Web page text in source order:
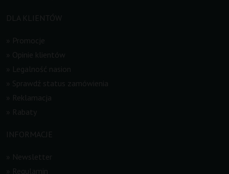
DLA KLIENTÓW
Promocje
Opinie klientów
Legalność nasion
Sprawdź status zamówienia
Reklamacja
Rabaty
INFORMACJE
Newsletter
Regulamin